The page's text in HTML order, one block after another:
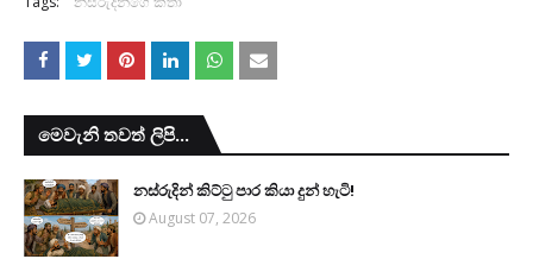
මෙවැනි තවත් ලිපි...
නස්රුදින් කිට්ටු පාර කියා දුන් හැටි!
August 07, 2026